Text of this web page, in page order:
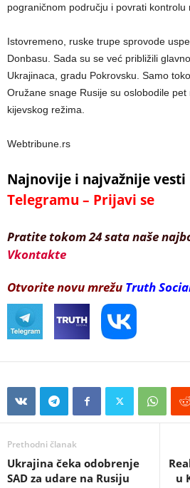
pograničnom području i povrati kontrolu
Istovremeno, ruske trupe sprovode
Donbasu. Sada su se već približili
Ukrajinaca, gradu Pokrovsku. Samo
Oružane snage Rusije su oslobodile pet
kijevskog režima.
Webtribune.rs
Najnovije i najvažnije vesti
Telegramu – Prijavi se
Pratite tokom 24 sata naše
Vkontakte
Otvorite novu mrežu Truth
Prethodni članak
Ukrajina čeka odobrenje
SAD za udare na Rusiju
u